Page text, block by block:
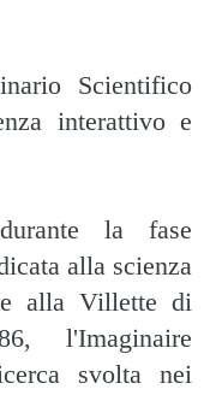
Scientifico
interattivo e
la fase
alla scienza
alla Villette di
l'Imaginaire
svolta nei